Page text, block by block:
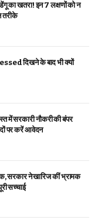
का खतरा! इन 7 लक्षणों को न
तरीके
दिखने के बाद भी क्यों
नौकरी की बंपर
पर करें आवेदन
सरकार ने खारिज कीं भ्रामक
सच्चाई